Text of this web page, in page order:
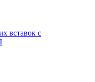
вставок с